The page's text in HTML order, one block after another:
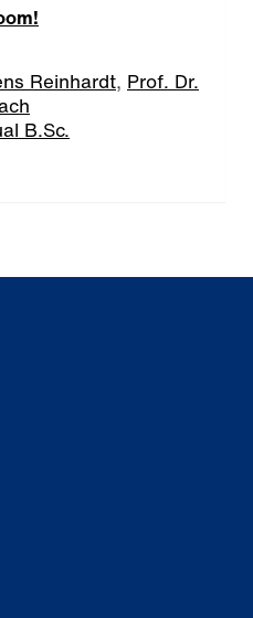
Reinhardt, Prof. Dr.
B.Sc.